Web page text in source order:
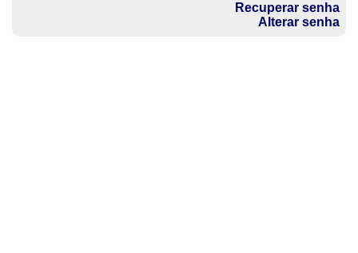
Recuperar senha
Alterar senha